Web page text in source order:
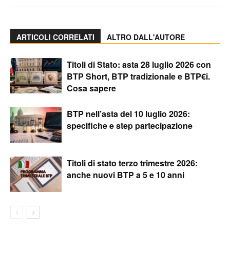
ARTICOLI CORRELATI ALTRO DALL'AUTORE
Titoli di Stato: asta 28 luglio 2026 con
BTP Short, BTP tradizionale e BTP€i.
Cosa sapere
BTP nell’asta del 10 luglio 2026:
specifiche e step partecipazione
Titoli di stato terzo trimestre 2026:
anche nuovi BTP a 5 e 10 anni